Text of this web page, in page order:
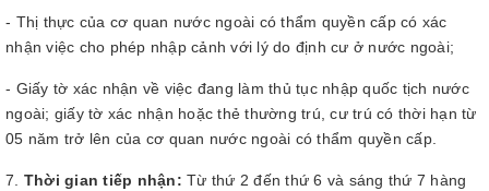
- Thị thực của cơ quan nước ngoài có thẩm quyền cấp có xác
nhận việc cho phép nhập cảnh với lý do định cư ở nước ngoài;
- Giấy tờ xác nhận về việc đang làm thủ tục nhập quốc tịch nước
ngoài; giấy tờ xác nhận hoặc thẻ thường trú, cư trú có thời hạn từ
05 năm trở lên của cơ quan nước ngoài có thẩm quyền cấp.
Thời gian tiếp nhận: Từ thứ 2 đến thứ 6 và sáng thứ 7 hàng